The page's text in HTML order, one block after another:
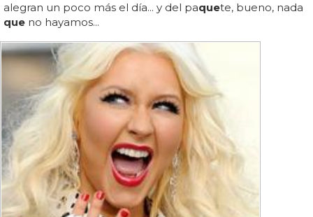
alegran un poco más el día... y del paquete, bueno, nada
que no hayamos...